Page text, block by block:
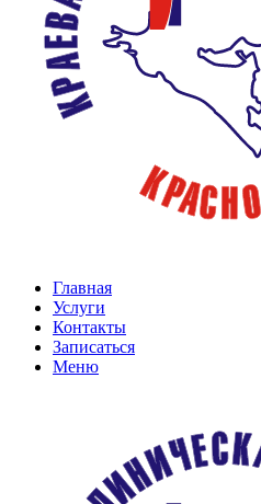
Главная
Услуги
Контакты
Записаться
Меню